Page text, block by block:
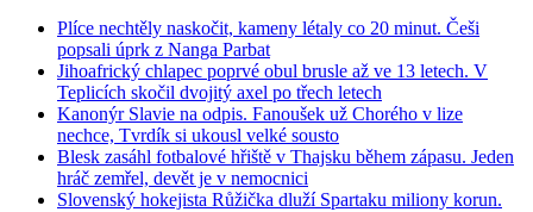
Plíce nechtěly naskočit, kameny létaly co 20 minut. Češi
popsali úprk z Nanga Parbat
Jihoafrický chlapec poprvé obul brusle až ve 13 letech. V
Teplicích skočil dvojitý axel po třech letech
Kanonýr Slavie na odpis. Fanoušek už Chorého v lize
nechce, Tvrdík si ukousl velké sousto
Blesk zasáhl fotbalové hřiště v Thajsku během zápasu. Jeden
hráč zemřel, devět je v nemocnici
Slovenský hokejista Růžička dluží Spartaku miliony korun.